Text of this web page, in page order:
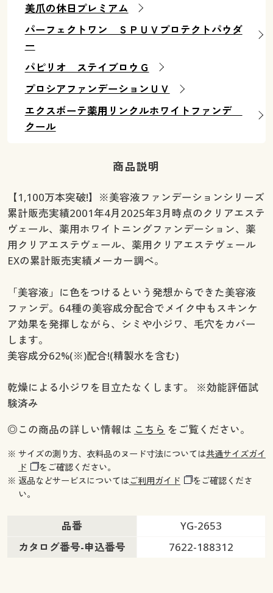
美爪の休日プレミアム
パーフェクトワン ＳＰＵＶプロテクトパウダ
ー
パピリオ ステイブロウＧ
プロシアファンデーションＵＶ
エクスボーテ薬用リンクルホワイトファンデ
クール
商品説明
【1,100万本突破!】※美容液ファンデーションシリーズ
累計販売実績2001年4月2025年3月時点のクリアエステ
ヴェール、薬用ホワイトニングファンデーション、薬
用クリアエステヴェール、薬用クリアエステヴェール
EXの累計販売実績メーカー調べ。
「美容液」に色をつけるという発想からできた美容液
ファンデ。64種の美容成分配合でメイク中もスキンケ
ア効果を発揮しながら、シミや小ジワ、毛穴をカバー
します。
美容成分62%(※)配合!(精製水を含む)
乾燥による小ジワを目立たなくします。 ※効能評価試
験済み
◎この商品の詳しい情報は こちら をご覧ください。
※ サイズの測り方、衣料品のヌード寸法については共通サイズガイ
ド
をご確認ください。
※ 返品などサービスについてはご利用ガイド
をご確認くださ
い。
品番
YG-2653
カタログ番号-申込番号
7622-188312